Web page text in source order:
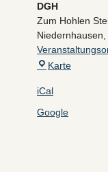
DGH
Zum Hohlen
Niedernhausen
Karte
iCal
Google